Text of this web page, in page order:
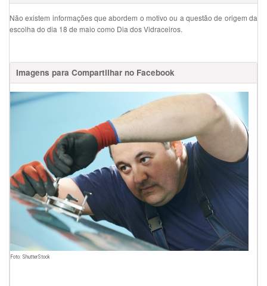
Não existem informações que abordem o motivo ou a questão de origem da
escolha do dia 18 de maio como Dia dos Vidraceiros.
Imagens para Compartilhar no Facebook
Foto: ShutterStock